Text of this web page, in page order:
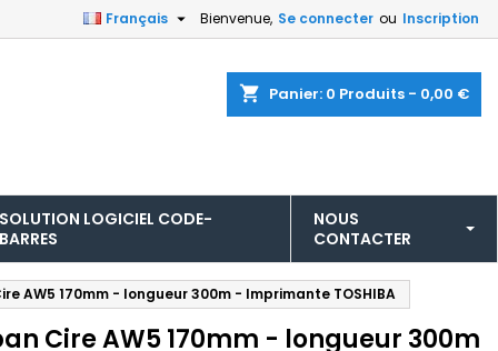
Bienvenue, Se connecter ou Inscription
Français 
shopping_cart Panier: 0 Produits - 0,00 €
SOLUTION LOGICIEL CODE-
BARRES
NOUS
CONTACTER
AW5 170mm - longueur 300m - Imprimante TOSHIBA
Cire AW5 170mm - longueur 300m